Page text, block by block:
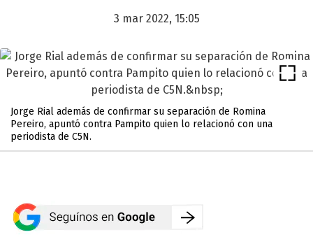
3 mar 2022, 15:05
Jorge Rial además de confirmar su separación de Romina
Pereiro, apuntó contra Pampito quien lo relacionó con una
periodista de C5N.